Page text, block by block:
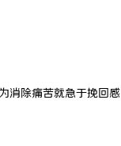
消除痛苦就急于挽回感